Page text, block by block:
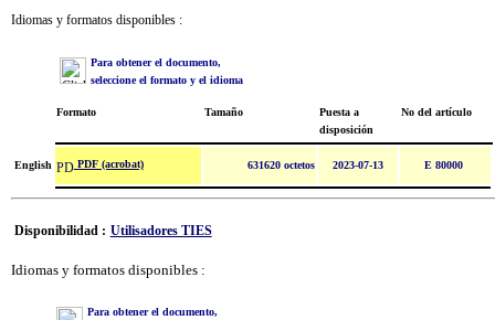
Idiomas y formatos disponibles :
Para obtener el documento,
seleccione el formato y el idioma
Formato Tamaño
Puesta a
disposición
No del artículo
English PDF (acrobat) 631620 octetos 2023-07-13 E 80000
Disponibilidad : Utilisadores TIES
Idiomas y formatos disponibles :
Para obtener el documento,